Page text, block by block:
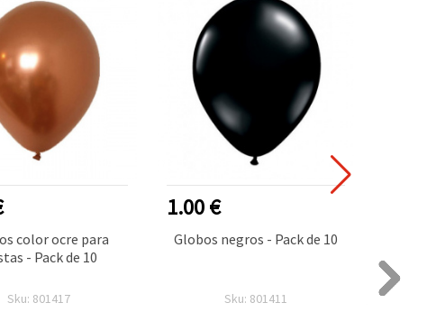
color ocre para
- Pack de 10
Sku: 801417
1.00 €
Globos negros - Pack de 10
Sku: 801411